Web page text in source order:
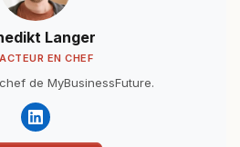
Langer
EN CHEF
de MyBusinessFuture.